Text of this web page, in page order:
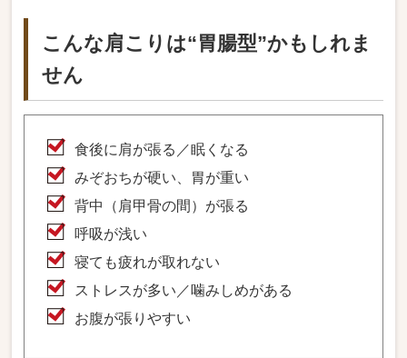
こんな肩こりは“胃腸型”かもしれま
せん
食後に肩が張る／眠くなる
みぞおちが硬い、胃が重い
背中（肩甲骨の間）が張る
呼吸が浅い
寝ても疲れが取れない
ストレスが多い／噛みしめがある
お腹が張りやすい